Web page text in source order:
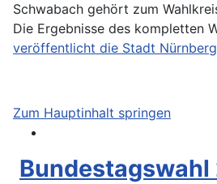
Schwabach gehört zum
Die Ergebnisse des kompletten
veröffentlicht die Stadt
Zum Hauptinhalt springen
Bundestagswahl